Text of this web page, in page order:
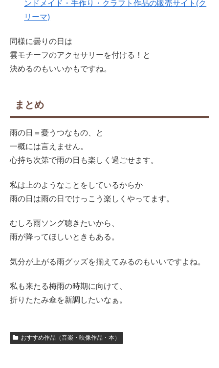
ンドメイド・手作り・クラフト作品の販売サイト(ク
リーマ)
同様に曇りの日は
雲モチーフのアクセサリーを付ける！と
決めるのもいいかもですね。
まとめ
雨の日＝憂うつなもの、と
一概には言えません。
心持ち次第で雨の日も楽しく過ごせます。
私は上のようなことをしているからか
雨の日は雨の日でけっこう楽しくやってます。
むしろ雨ソング聴きたいから、
雨が降ってほしいときもある。
気分が上がる雨グッズを揃えてみるのもいいですよね。
私も来たる梅雨の時期に向けて、
折りたたみ傘を新調したいなぁ。
おすすめ作品（音楽・映像作品・本）